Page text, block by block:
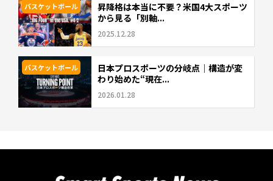
バスケットボール
昇降格は本当に不要？米国4大スポーツ
から見る「別軸...
2025.12.28
バスケットボール
日本プロスポーツの分岐点｜構造が変
わり始めた“現在...
2026.01.28